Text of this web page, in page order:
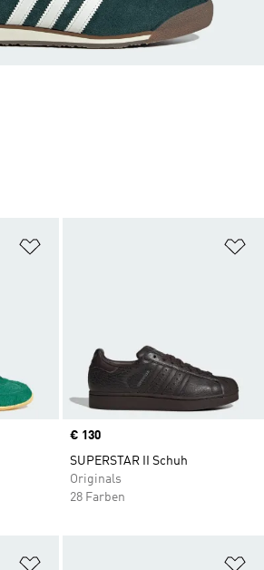
Price
€ 130
SUPERSTAR II Schuh
Originals
28 Farben